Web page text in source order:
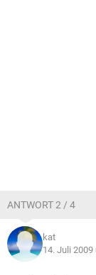
ANTWORT 2 / 4
kat
14. Juli 2009